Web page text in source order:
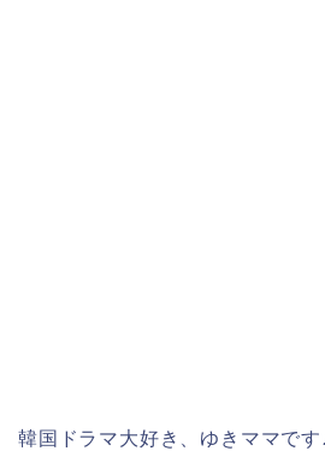
韓国ドラマ大好き、ゆきママです